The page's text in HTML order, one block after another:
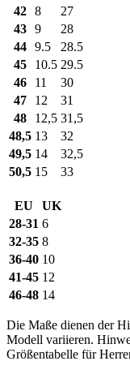
42 8
27
43 9
28
44 9.5
28.5
45
10.5 29.5
46
11
30
47
12
31
48
12,5 31,5
48,5 13
32
49,5 14
32,5
50,5 15 33
EU
UK
28-31 6
32-35 8
36-40 10
41-45 12
46-48 14
Die Maße dienen der
Modell variieren.
Größentabelle für